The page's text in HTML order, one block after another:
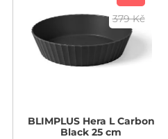
379 Kč
BLIMPLUSHera L Carbon
Black 25 cm